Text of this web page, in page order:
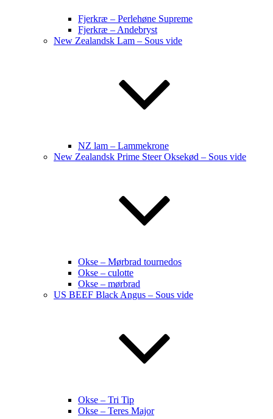
Fjerkræ – Perlehøne Supreme
Fjerkræ – Andebryst
New Zealandsk Lam – Sous vide
NZ lam – Lammekrone
New Zealandsk Prime Steer Oksekød – Sous vide
Okse – Mørbrad tournedos
Okse – culotte
Okse – mørbrad
US BEEF Black Angus – Sous vide
Okse – Tri Tip
Okse – Teres Major